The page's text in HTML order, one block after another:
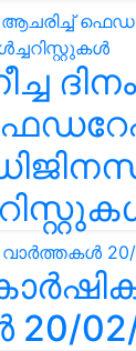
ദിനം